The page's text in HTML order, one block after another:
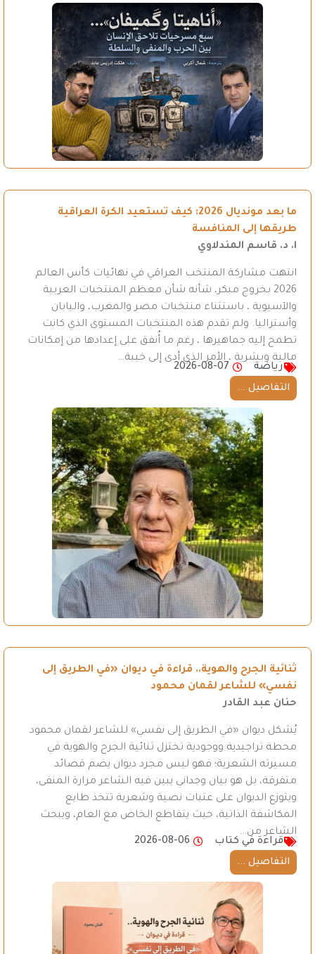
ما بعد مونديال 2026: كيف تستعيد الكرة العراقية
طريقها إلى المنافسة
ا. د. قاسم المندلاوي
انتهت مشاركة المنتخب العراقي في نهائيات كأس العالم
2026 بخروج مبكر، شأنه شأن معظم المنتخبات العربية
والآسيوية ، باستثناء منتخبات مصر والمغرب، واليابان
وأستراليا. ولم تقدم هذه المنتخبات المستوى الذي كانت
تطمح إليه جماهيرها ، رغم ما أُنفق على إعدادها من إمكانات
مالية وبشرية ، الأمر الذي أدى إلى خيبة…
رياضة
2026-08-07
التفاصيل ...
ثنائية الجرح والهوية.. قراءة في ديوان «في الطريق إلى
نفسي» للشاعر لقمان محمود
حنان عبد القادر
يُشكل ديوان «في الطريق إلى نفسي» للشاعر لقمان محمود
محطة تراجيدية ووجودية تختزل ثنائية الجرح والهوية في
مسيرته الشعرية؛ فهو ليس مجرد ديوان يضم قصائد
متفرقة، بل هو بيان وجداني يبين فيه الشاعر مرارة المنفى،
ويتوزع الديوان على عتبات نصية وشعرية تتخذ طابع
المكاشفة الذاتية، حيث يتقاطع الخاص مع العام، ويبحث
الشاعر من…
قراءة في كتاب
2026-08-06
التفاصيل ...